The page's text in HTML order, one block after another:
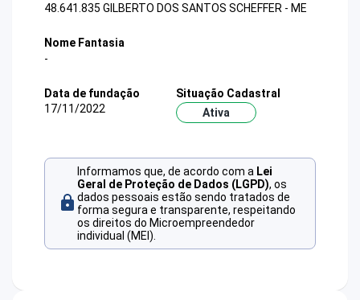
48.641.835 GILBERTO DOS SANTOS SCHEFFER - ME
Nome Fantasia
-
Data de fundação
17/11/2022
Situação Cadastral
Ativa
Informamos que, de acordo com a Lei
Geral de Proteção de Dados (LGPD), os
dados pessoais estão sendo tratados de
forma segura e transparente, respeitando
os direitos do Microempreendedor
individual (MEI).